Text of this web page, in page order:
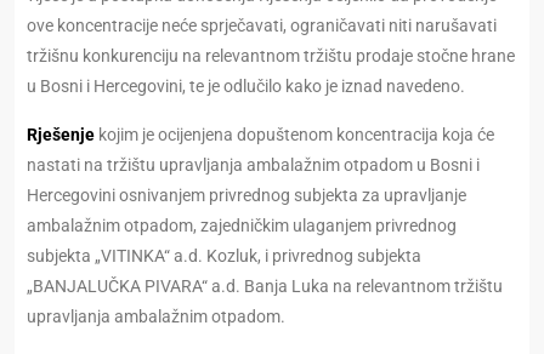
ove koncentracije neće sprječavati, ograničavati niti narušavati
tržišnu konkurenciju na relevantnom tržištu prodaje stočne hrane
u Bosni i Hercegovini, te je odlučilo kako je iznad navedeno.
Rješenje kojim je ocijenjena dopuštenom koncentracija koja će
nastati na tržištu upravljanja ambalažnim otpadom u Bosni i
Hercegovini osnivanjem privrednog subjekta za upravljanje
ambalažnim otpadom, zajedničkim ulaganjem privrednog
subjekta „VITINKA“ a.d. Kozluk, i privrednog subjekta
„BANJALUČKA PIVARA“ a.d. Banja Luka na relevantnom tržištu
upravljanja ambalažnim otpadom.